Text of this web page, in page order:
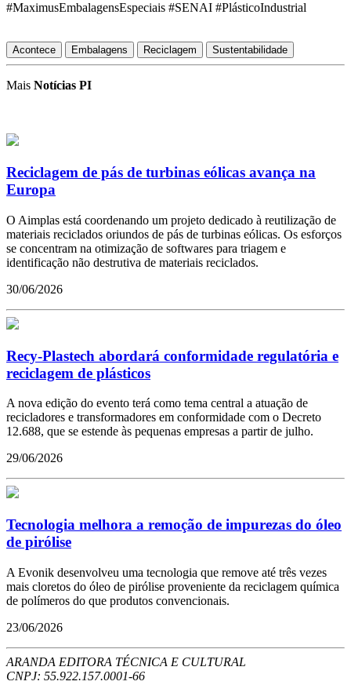
#MaximusEmbalagensEspeciais #SENAI #PlásticoIndustrial
Acontece Embalagens Reciclagem Sustentabilidade
Mais Notícias PI
Reciclagem de pás de turbinas eólicas avança na
Europa
O Aimplas está coordenando um projeto dedicado à reutilização de
materiais reciclados oriundos de pás de turbinas eólicas. Os esforços
se concentram na otimização de softwares para triagem e
identificação não destrutiva de materiais reciclados.
30/06/2026
Recy-Plastech abordará conformidade regulatória e
reciclagem de plásticos
A nova edição do evento terá como tema central a atuação de
recicladores e transformadores em conformidade com o Decreto
12.688, que se estende às pequenas empresas a partir de julho.
29/06/2026
Tecnologia melhora a remoção de impurezas do óleo
de pirólise
A Evonik desenvolveu uma tecnologia que remove até três vezes
mais cloretos do óleo de pirólise proveniente da reciclagem química
de polímeros do que produtos convencionais.
23/06/2026
ARANDA EDITORA TÉCNICA E CULTURAL
CNPJ: 55.922.157.0001-66